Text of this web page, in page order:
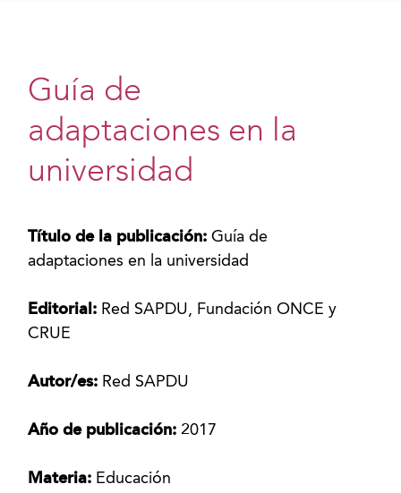
Guía de
adaptaciones en la
universidad
Título de la publicación:Guía de
adaptaciones en la universidad
Editorial: Red SAPDU, Fundación ONCE y
CRUE
Autor/es: Red SAPDU
Año de publicación: 2017
Materia: Educación